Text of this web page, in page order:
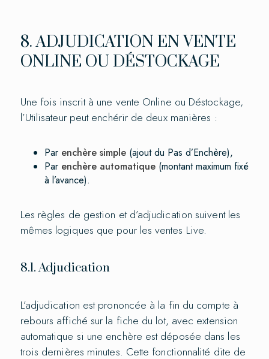
8. ADJUDICATION EN VENTE
ONLINE OU DÉSTOCKAGE
Une fois inscrit à une vente Online ou Déstockage,
l’Utilisateur peut enchérir de deux manières :
Par enchère simple(ajout du Pas d’Enchère),
Par enchère automatique(montant maximum fixé
à l’avance).
Les règles de gestion et d’adjudication suivent les
mêmes logiques que pour les ventes Live.
8.1. Adjudication
L’adjudication est prononcée à la fin du compte à
rebours affiché sur la fiche du lot, avec extension
automatique si une enchère est déposée dans les
trois dernières minutes. Cette fonctionnalité dite de